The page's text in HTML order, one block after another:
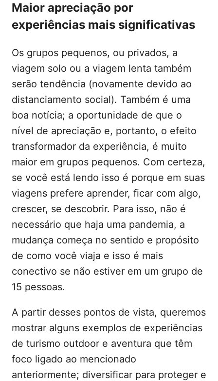
Maior apreciação por
experiências mais significativas
Os grupos pequenos, ou privados, a
viagem solo ou a viagem lenta também
serão tendência (novamente devido ao
distanciamento social). Também é uma
boa notícia; a oportunidade de que o
nível de apreciação e, portanto, o efeito
transformador da experiência, é muito
maior em grupos pequenos. Com certeza,
se você está lendo isso é porque em suas
viagens prefere aprender, ficar com algo,
crescer, se descobrir. Para isso, não é
necessário que haja uma pandemia, a
mudança começa no sentido e propósito
de como você viaja e isso é mais
conectivo se não estiver em um grupo de
15 pessoas.
A partir desses pontos de vista, queremos
mostrar alguns exemplos de experiências
de turismo outdoor e aventura que têm
foco ligado ao mencionado
anteriormente; diversificar para proteger e